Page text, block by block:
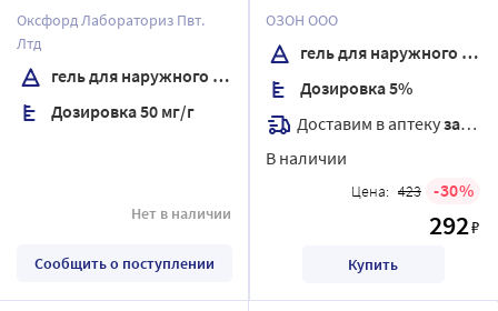
наружного применения 50
гр
Оксфорд Лабораториз Пвт.
Лтд
гель для наружного применения
Дозировка 50 мг/г
Нет в наличии
Сообщить о поступлении
гр
ОЗОН ООО
гель для наружного применения
Дозировка 5%
Доставим в аптекузавтра
В наличии
Цена: 423 30
292₽
Купить